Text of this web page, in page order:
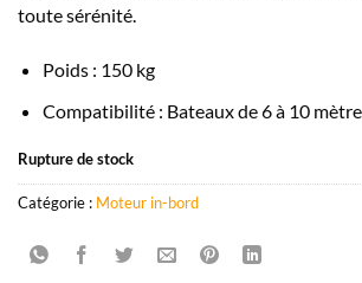
toute sérénité.
Poids : 150 kg
Compatibilité : Bateaux de 6 à 10
Rupture de stock
Catégorie : Moteur in-bord